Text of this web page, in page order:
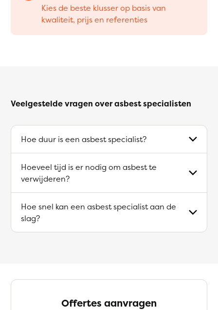
Kies de beste klusser op basis van
kwaliteit, prijs en referenties
Veelgestelde vragen over asbest specialisten
Hoe duur is een asbest specialist?
Hoeveel tijd is er nodig om asbest te
verwijderen?
Hoe snel kan een asbest specialist aan de
slag?
Offertes aanvragen